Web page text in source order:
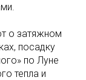
о затяжном
посадку
по Луне
тепла и